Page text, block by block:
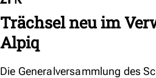
Trächsel neu im
Alpiq
Die Generalversammlung des